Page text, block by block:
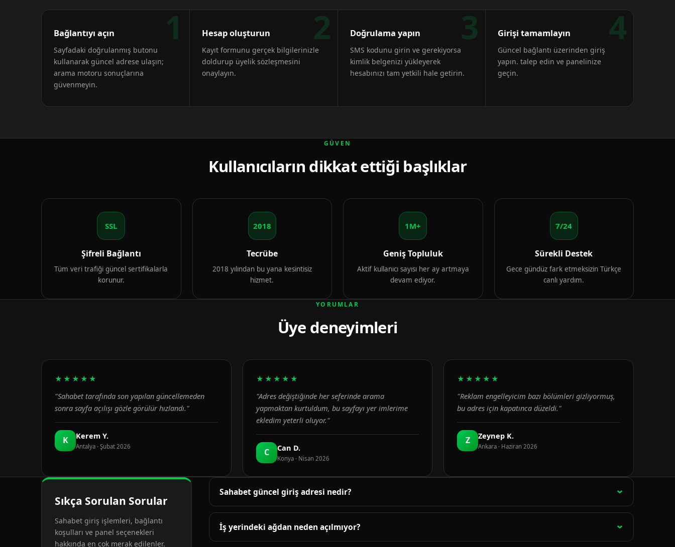
1
Bağlantıyı açın
Sayfadaki doğrulanmış butonu
kullanarak güncel adrese ulaşın;
arama motoru sonuçlarına
güvenmeyin.
2
Hesap oluşturun
Kayıt formunu gerçek bilgilerinizle
doldurup üyelik sözleşmesini
onaylayın.
3
Doğrulama yapın
SMS kodunu girin ve gerekiyorsa
kimlik belgenizi yükleyerek
hesabınızı tam yetkili hale getirin.
4
Girişi tamamlayın
Güncel bağlantı üzerinden giriş
yapın. talep edin ve panelinize
geçin.
GÜVEN
Kullanıcıların dikkat ettiği başlıklar
SSL
Şifreli Bağlantı
Tüm veri trafiği güncel sertifikalarla
korunur.
2018
Tecrübe
2018 yılından bu yana kesintisiz
hizmet.
1M+
Geniş Topluluk
Aktif kullanıcı sayısı her ay artmaya
devam ediyor.
7/24
Sürekli Destek
Gece gündüz fark etmeksizin Türkçe
canlı yardım.
YORUMLAR
Üye deneyimleri
★★★★★
"Sahabet tarafında son yapılan güncellemeden
sonra sayfa açılışı gözle görülür hızlandı."
K Kerem Y.
Antalya · Şubat 2026
★★★★★
"Adres değiştiğinde her seferinde arama
yapmaktan kurtuldum, bu sayfayı yer imlerime
ekledim yeterli oluyor."
C Can D.
Konya · Nisan 2026
★★★★★
"Reklam engelleyicim bazı bölümleri gizliyormuş,
bu adres için kapatınca düzeldi."
Z Zeynep K.
Ankara · Haziran 2026
Sıkça Sorulan Sorular
Sahabet giriş işlemleri, bağlantı
koşulları ve panel seçenekleri
hakkında en çok merak edilenler.
Sahabet güncel giriş adresi nedir?
Güncel adres bu sayfanın üst bölümündeki bağlantıda yayınlanır. Bağlantı 15 dakikada bir otomatik olarak
denetlenir; adres değiştiğinde sayfa yenilenir.
İş yerindeki ağdan neden açılmıyor?